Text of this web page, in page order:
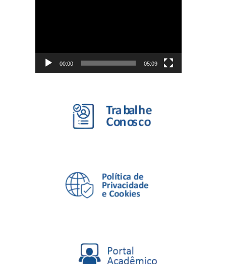
00:00 05:09